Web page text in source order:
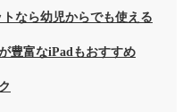
なら幼児からでも使える
豊富なiPadもおすすめ